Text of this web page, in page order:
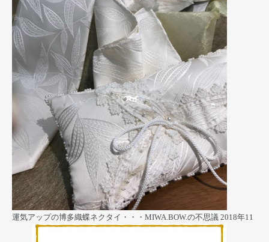
運気アップの博多織蝶ネクタイ・・・MIWA.BOW.の不思議 2018年11